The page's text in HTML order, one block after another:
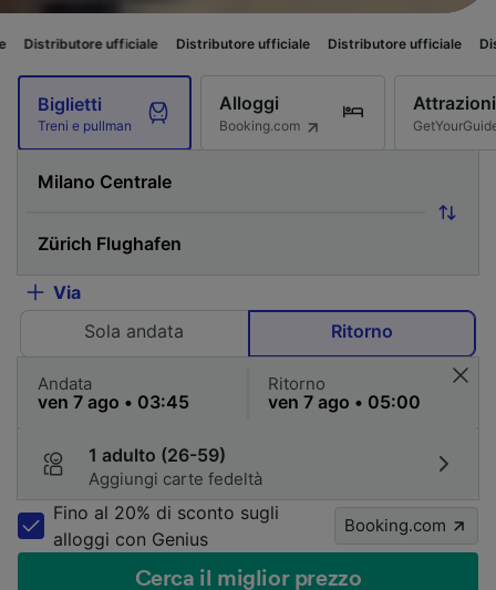
ufficiale Distributore ufficiale Distributore ufficiale Distributore
Biglietti
Treni e pullman
Alloggi
Booking.com
Attrazioni
Via
Sola andata
Ritorno
Andata Ritorno
1 adulto (26-59)
Aggiungi carte fedeltà
Fino al 20% di sconto sugli
alloggi con Genius
Booking.com
Cerca il miglior prezzo